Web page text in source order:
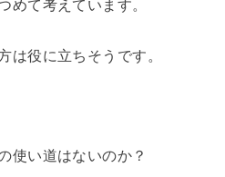
めて考えています。
は役に立ちそうです。
使い道はないのか？